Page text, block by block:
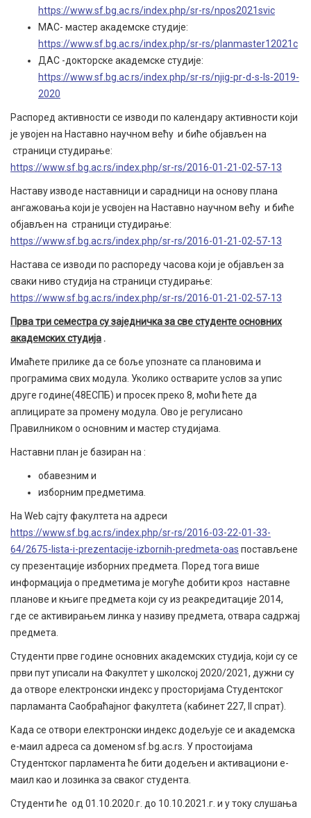
https://www.sf.bg.ac.rs/index.php/sr-rs/npos2021svic
МАС- мастер академске студије:
https://www.sf.bg.ac.rs/index.php/sr-rs/planmaster12021c
ДАС -докторске академске студије:
https://www.sf.bg.ac.rs/index.php/sr-rs/njig-pr-d-s-ls-2019-
2020
Распоред активности се изводи по календару активности који
је увојен на Наставно научном већу и биће објављен на
страници студирање:
https://www.sf.bg.ac.rs/index.php/sr-rs/2016-01-21-02-57-13
Наставу изводе наставници и сарадници на основу плана
ангажовања који је усвојен на Наставно научном већу и биће
објављен на страници студирање:
https://www.sf.bg.ac.rs/index.php/sr-rs/2016-01-21-02-57-13
Настава се изводи по распореду часова који је објављен за
сваки ниво студија на страници студирање:
https://www.sf.bg.ac.rs/index.php/sr-rs/2016-01-21-02-57-13
Прва три семестра су заједничка за све студенте основних
академских студија .
Имаћете прилике да се боље упознате са плановима и
програмима свих модула. Уколико остварите услов за упис
друге године(48ЕСПБ) и просек преко 8, моћи ћете да
аплицирате за промену модула. Ово је регулисано
Правилником о основним и мастер студијама.
Наставни план је базиран на :
обавезним и
изборним предметима.
На Web сајту факултета на адреси
https://www.sf.bg.ac.rs/index.php/sr-rs/2016-03-22-01-33-
64/2675-lista-i-prezentacije-izbornih-predmeta-oas постављене
су презентације изборних предмета. Поред тога више
информација о предметима је могуће добити кроз наставне
планове и књиге предмета који су из реакредитације 2014,
где се активирањем линка у називу предмета, отвара садржај
предмета.
Студенти прве године основних академских студија, који су се
први пут уписали на Факултет у школској 2020/2021, дужни су
да отворе електронски индекс у просторијама Студентског
парламанта Саобраћајног факултета (кабинет 227, II спрат).
Када се отвори електронски индекс додељује се и академска
е-маил адреса са доменом sf.bg.ac.rs. У простоијама
Студентског парламента ће бити додељен и активациони е-
маил као и лозинка за сваког студента.
Студенти ће од 01.10.2020.г. до 10.10.2021.г. и у току слушања